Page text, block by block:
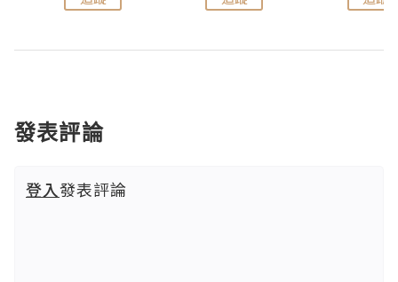
發表評論
登入發表評論